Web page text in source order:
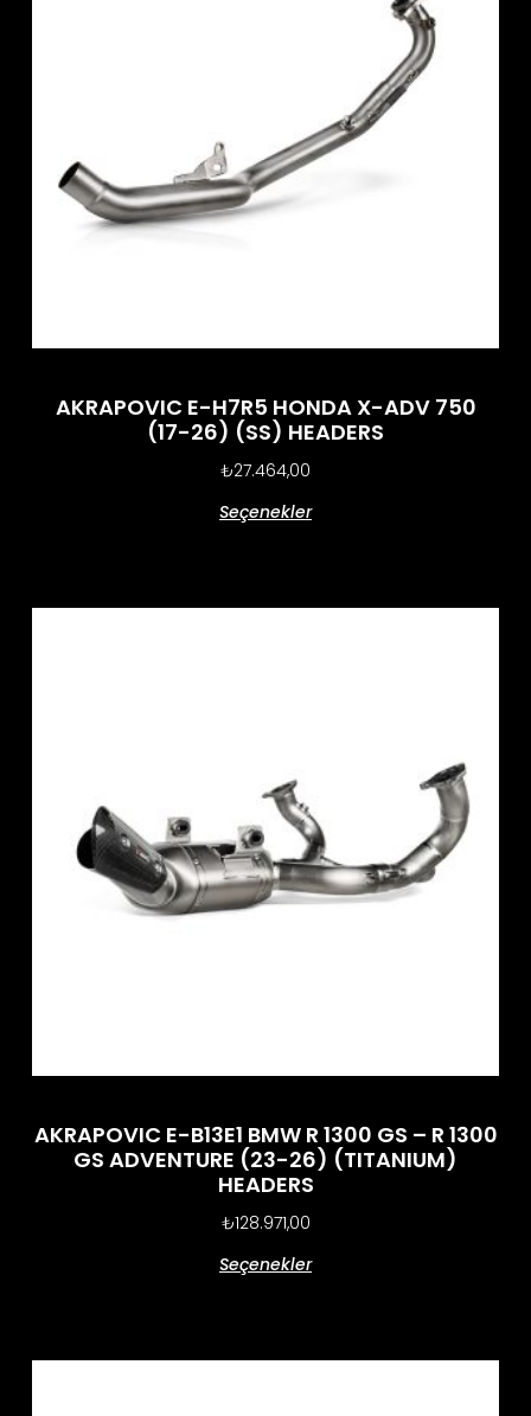
AKRAPOVIC E-H7R5 HONDA X-ADV 750
(17-26) (SS) HEADERS
₺27.464,00
Seçenekler
AKRAPOVIC E-B13E1 BMW R 1300 GS – R 1300
GS ADVENTURE (23-26) (TITANIUM)
HEADERS
₺128.971,00
Seçenekler